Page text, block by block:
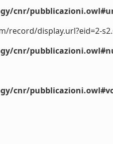
cnr/
record/display.url?eid=2-
cnr/
cnr/